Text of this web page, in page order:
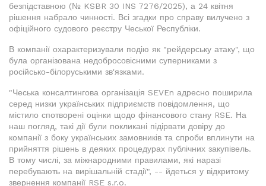
безпідставною (№ KSBR 30 INS 7276/2025), а 24 квітня
рішення набрало чинності. Всі згадки про справу вилучено з
офіційного судового реєстру Чеської Республіки.
В компанії охарактеризували подію як "рейдерську атаку", що
була організована недобросовісними суперниками з
російсько-білоруськими зв'язками.
"Чеська консалтингова організація SEVEn адресно поширила
серед низки українських підприємств повідомлення, що
містило спотворені оцінки щодо фінансового стану RSE. На
наш погляд, такі дії були покликані підірвати довіру до
компанії з боку українських замовників та спроби вплинути на
прийняття рішень в деяких процедурах публічних закупівель.
В тому числі, за міжнародними правилами, які наразі
перебувають на вирішальній стадії", -- йдеться у відкритому
звернення компанії RSE s.r.o.